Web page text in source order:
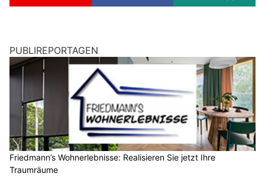
PUBLIREPORTAGEN
Friedmann’s Wohnerlebnisse: Realisieren Sie jetzt Ihre
Traumräume